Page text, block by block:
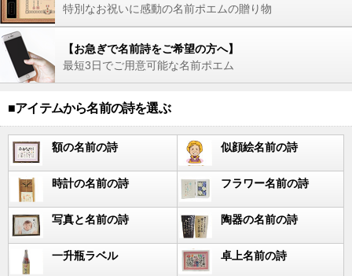
特別なお祝いに感動の名前ポエムの贈り物
【お急ぎで名前詩をご希望の方へ】
最短3日でご用意可能な名前ポエム
■アイテムから名前の詩を選ぶ
額の名前の詩 似顔絵名前の詩
時計の名前の詩 フラワー名前の詩
写真と名前の詩 陶器の名前の詩
一升瓶ラベル 卓上名前の詩